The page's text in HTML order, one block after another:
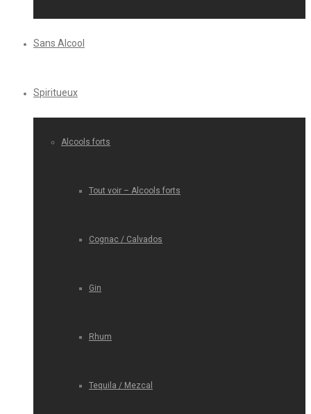
Sans Alcool
Spiritueux
Alcools forts
Tout voir – Alcools forts
Cognac / Calvados
Gin
Rhum
Tequila / Mezcal